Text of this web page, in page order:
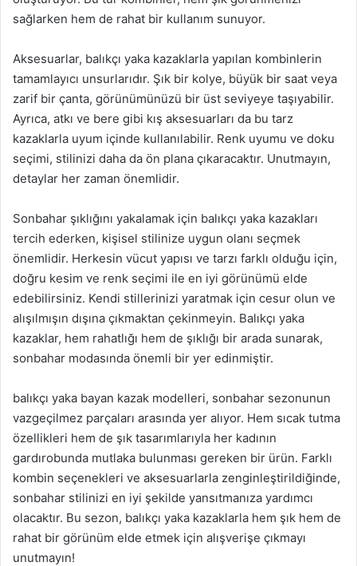
sağlarken hem de rahat bir kullanım sunuyor.
Aksesuarlar, balıkçı yaka kazaklarla yapılan kombinlerin
tamamlayıcı unsurlarıdır. Şık bir kolye, büyük bir saat veya
zarif bir çanta, görünümünüzü bir üst seviyeye taşıyabilir.
Ayrıca, atkı ve bere gibi kış aksesuarları da bu tarz
kazaklarla uyum içinde kullanılabilir. Renk uyumu ve doku
seçimi, stilinizi daha da ön plana çıkaracaktır. Unutmayın,
detaylar her zaman önemlidir.
Sonbahar şıklığını yakalamak için balıkçı yaka kazakları
tercih ederken, kişisel stilinize uygun olanı seçmek
önemlidir. Herkesin vücut yapısı ve tarzı farklı olduğu için,
doğru kesim ve renk seçimi ile en iyi görünümü elde
edebilirsiniz. Kendi stillerinizi yaratmak için cesur olun ve
alışılmışın dışına çıkmaktan çekinmeyin. Balıkçı yaka
kazaklar, hem rahatlığı hem de şıklığı bir arada sunarak,
sonbahar modasında önemli bir yer edinmiştir.
balıkçı yaka bayan kazak modelleri, sonbahar sezonunun
vazgeçilmez parçaları arasında yer alıyor. Hem sıcak tutma
özellikleri hem de şık tasarımlarıyla her kadının
gardırobunda mutlaka bulunması gereken bir ürün. Farklı
kombin seçenekleri ve aksesuarlarla zenginleştirildiğinde,
sonbahar stilinizi en iyi şekilde yansıtmanıza yardımcı
olacaktır. Bu sezon, balıkçı yaka kazaklarla hem şık hem de
rahat bir görünüm elde etmek için alışverişe çıkmayı
unutmayın!